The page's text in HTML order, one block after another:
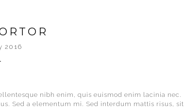
2016
nibh enim, quis euismod enim lacinia nec.
Sed a elementum mi. Sed interdum mattis risus, sit